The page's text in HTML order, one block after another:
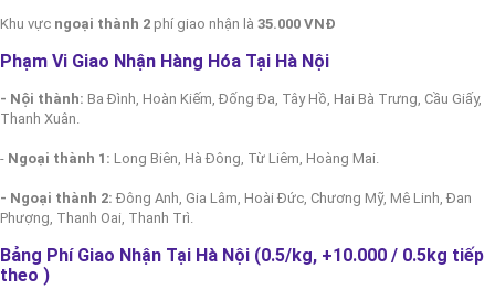
Khu vực ngoại thành 2 phí giao nhận là 35.000 VNĐ
Phạm Vi Giao Nhận Hàng Hóa Tại Hà Nội
- Nội thành: Ba Đình, Hoàn Kiếm, Đống Đa, Tây Hồ, Hai Bà Trưng, Cầu Giấy,
Thanh Xuân.
- Ngoại thành 1: Long Biên, Hà Đông, Từ Liêm, Hoàng Mai.
- Ngoại thành 2: Đông Anh, Gia Lâm, Hoài Đức, Chương Mỹ, Mê Linh, Đan
Phượng, Thanh Oai, Thanh Trì.
Bảng Phí Giao Nhận Tại Hà Nội (0.5/kg, +10.000 / 0.5kg tiếp
theo )